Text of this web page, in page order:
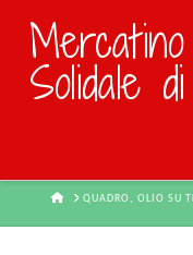
Solidale
HOMEQUADRO, OLIO SU